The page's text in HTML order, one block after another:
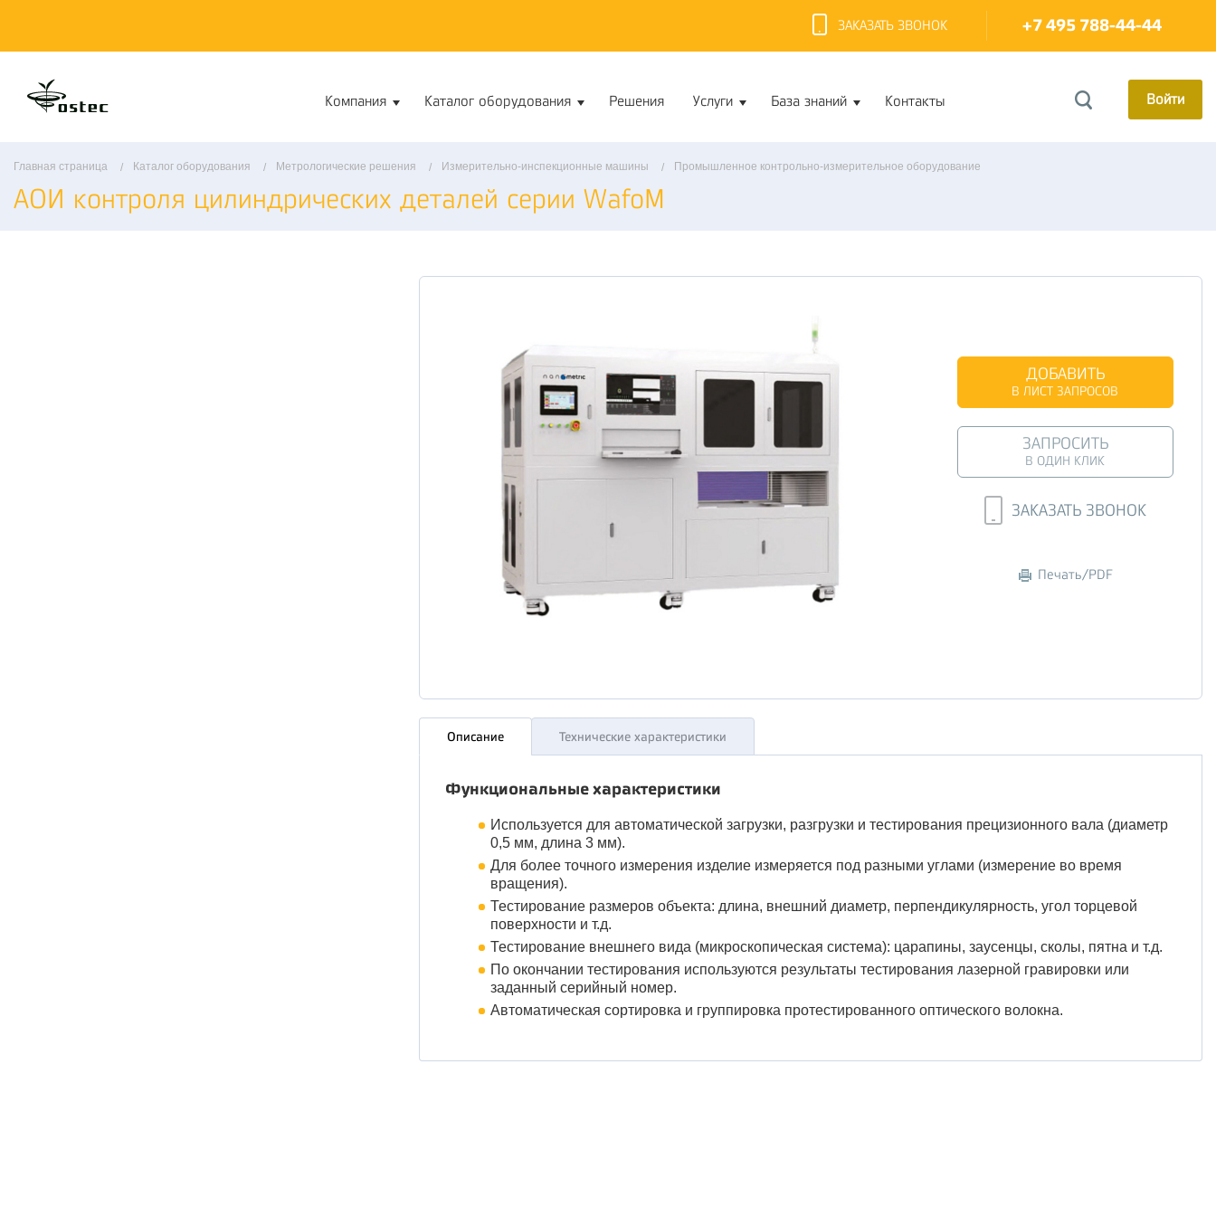
ЗАКАЗАТЬ ЗВОНОК +7 495 788-44-44
Компания Каталог оборудования Решения Услуги База знаний Контакты Войти
Главная страница Каталог оборудования Метрологические решения Измерительно-инспекционные машины Промышленное контрольно-измерительное оборудование
АОИ контроля цилиндрических деталей серии WafoM
ДОБАВИТЬ
В ЛИСТ ЗАПРОСОВ
ЗАПРОСИТЬ
В ОДИН КЛИК
ЗАКАЗАТЬ ЗВОНОК
Печать/PDF
Описание Технические характеристики
Функциональные характеристики
Используется для автоматической загрузки, разгрузки и тестирования прецизионного вала (диаметр
0,5 мм, длина 3 мм).
Для более точного измерения изделие измеряется под разными углами (измерение во время
вращения).
Тестирование размеров объекта: длина, внешний диаметр, перпендикулярность, угол торцевой
поверхности и т.д.
Тестирование внешнего вида (микроскопическая система): царапины, заусенцы, сколы, пятна и т.д.
По окончании тестирования используются результаты тестирования лазерной гравировки или
заданный серийный номер.
Автоматическая сортировка и группировка протестированного оптического волокна.